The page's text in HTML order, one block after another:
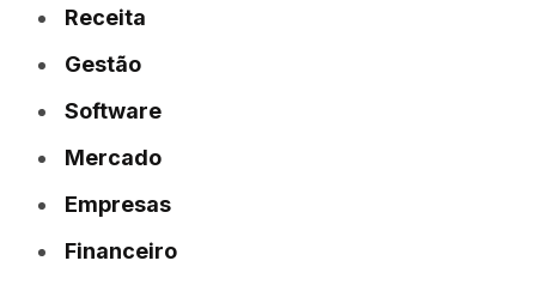
Receita
Gestão
Software
Mercado
Empresas
Financeiro